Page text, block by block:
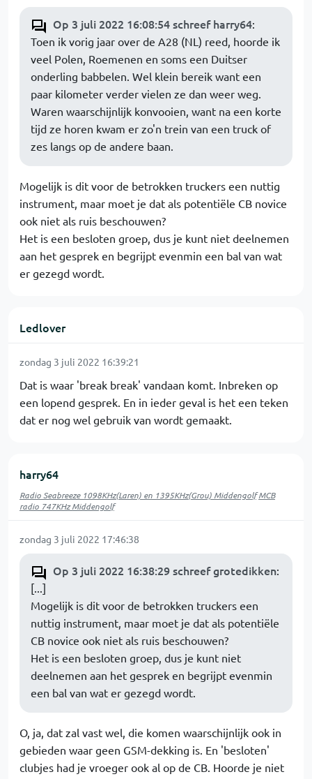
Op 3 juli 2022 16:08:54 schreef harry64:
Toen ik vorig jaar over de A28 (NL) reed, hoorde ik
veel Polen, Roemenen en soms een Duitser
onderling babbelen. Wel klein bereik want een
paar kilometer verder vielen ze dan weer weg.
Waren waarschijnlijk konvooien, want na een korte
tijd ze horen kwam er zo'n trein van een truck of
zes langs op de andere baan.
Mogelijk is dit voor de betrokken truckers een nuttig
instrument, maar moet je dat als potentiële CB novice
ook niet als ruis beschouwen?
Het is een besloten groep, dus je kunt niet deelnemen
aan het gesprek en begrijpt evenmin een bal van wat
er gezegd wordt.
Ledlover
zondag 3 juli 2022 16:39:21
Dat is waar 'break break' vandaan komt. Inbreken op
een lopend gesprek. En in ieder geval is het een teken
dat er nog wel gebruik van wordt gemaakt.
harry64
Radio Seabreeze 1098KHz(Laren) en 1395KHz(Grou) Middengolf MCB
radio 747KHz Middengolf
zondag 3 juli 2022 17:46:38
Op 3 juli 2022 16:38:29 schreef grotedikken:
[...]
Mogelijk is dit voor de betrokken truckers een
nuttig instrument, maar moet je dat als potentiële
CB novice ook niet als ruis beschouwen?
Het is een besloten groep, dus je kunt niet
deelnemen aan het gesprek en begrijpt evenmin
een bal van wat er gezegd wordt.
O, ja, dat zal vast wel, die komen waarschijnlijk ook in
gebieden waar geen GSM-dekking is. En 'besloten'
clubjes had je vroeger ook al op de CB. Hoorde je niet